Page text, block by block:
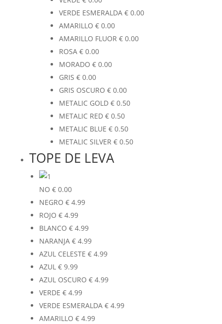
VERDE ESMERALDA €0.00
AMARILLO €0.00
AMARILLO FLUOR €0.00
ROSA €0.00
MORADO €0.00
GRIS €0.00
GRIS OSCURO €0.00
METALIC GOLD €0.50
METALIC RED €0.50
METALIC BLUE €0.50
METALIC SILVER €0.50
TOPE DE LEVA
NO €0.00
NEGRO €4.99
ROJO €4.99
BLANCO €4.99
NARANJA €4.99
AZUL CELESTE €4.99
AZUL €9.99
AZUL OSCURO €4.99
VERDE €4.99
VERDE ESMERALDA €4.99
AMARILLO €4.99